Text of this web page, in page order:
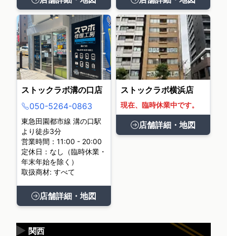
ストックラボ溝の口店
050-5264-0863
東急田園都市線 溝の口駅
より徒歩3分
営業時間：11:00 - 20:00
定休日：なし（臨時休業・
年末年始を除く）
取扱商材: すべて
店舗詳細・地図
ストックラボ横浜店
現在、臨時休業中です。
店舗詳細・地図
関西
▶